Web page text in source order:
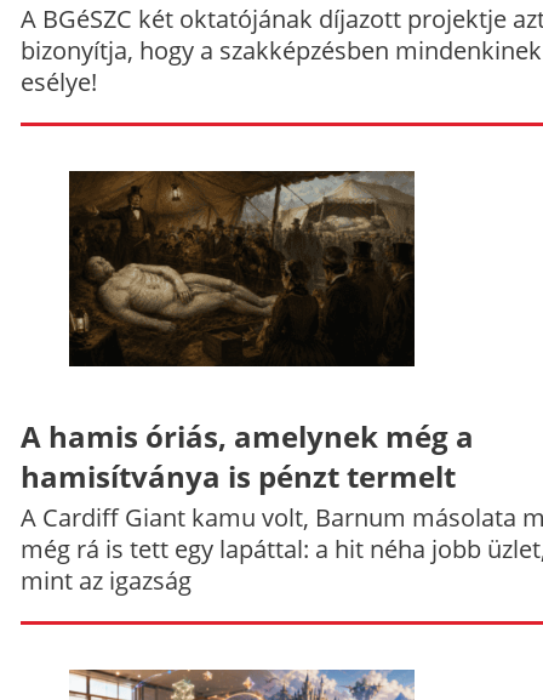
A BGéSZC két oktatójának díjazott projektje
bizonyítja, hogy a szakképzésben
esélye!
A hamis óriás, amelynek még a
hamisítványa is pénzt termelt
A Cardiff Giant kamu volt, Barnum másolata
még rá is tett egy lapáttal: a hit néha jobb
mint az igazság